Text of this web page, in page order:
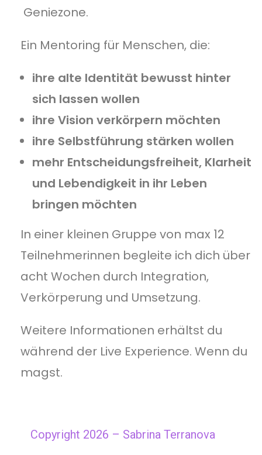
Geniezone.
Ein Mentoring für Menschen, die:
ihre alte Identität bewusst hinter
sich lassen wollen
ihre Vision verkörpern möchten
ihre Selbstführung stärken wollen
mehr Entscheidungsfreiheit, Klarheit
und Lebendigkeit in ihr Leben
bringen möchten
In einer kleinen Gruppe von max 12
Teilnehmerinnen begleite ich dich über
acht Wochen durch Integration,
Verkörperung und Umsetzung.
Weitere Informationen erhältst du
während der Live Experience. Wenn du
magst.
Copyright 2026 – Sabrina Terranova